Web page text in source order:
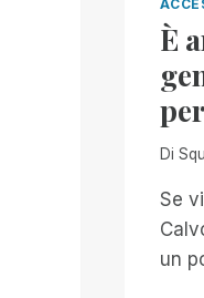
È
Di
Se
un